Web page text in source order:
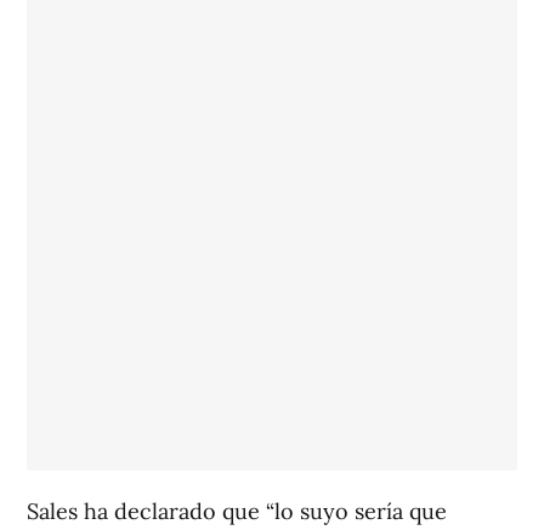
Sales ha declarado que “lo suyo sería que